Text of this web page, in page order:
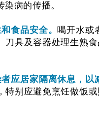
病的传播。
食品安全。喝开水或
刀具及容器处理生熟
应居家隔离休息，以
特别应避免烹饪做饭